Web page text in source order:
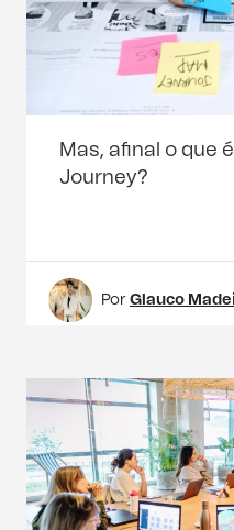
Mas, afinal o que
Journey?
Por Glauco